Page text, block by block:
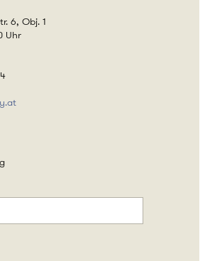
6, Obj. 1
Uhr